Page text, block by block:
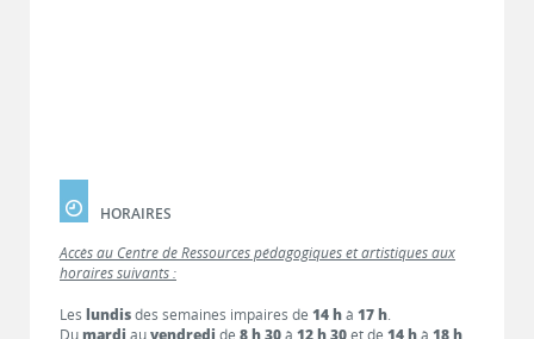
HORAIRES
Accès au Centre de Ressources pédagogiques et artistiques aux
horaires suivants :
Les lundisdes semaines impaires de 14 hà 17 h.
Dumardi auvendredi de 8 h 30à 12 h 30et de 14 hà 18 h